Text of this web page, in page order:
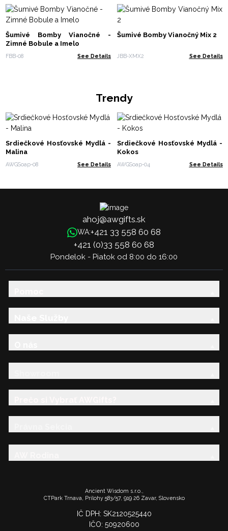
Šumivé Bomby Vianočné -
Zimné Bobule a Imelo
FBB-08 See Details
Šumivé Bomby Vianočný Mix 2
JBB-XMX2 See Details
Trendy
Srdiečkové Hosťovské Mydlá -
Malina
AWGSoap-08 See Details
Srdiečkové Hosťovské Mydlá -
Kokos
AWGSoap-04 See Details
ahoj@awgifts.sk
WA:+421 33 558 60 68
+421 (0)33 558 60 68
Pondelok - Piatok od 8:00 do 16:00
Ancient Wisdom s.r.o.,
CTPark Trnava, Prílohy 583/57, 919 26 Zavar, Slovensko
IČ DPH: SK2120525440
IČO: 50920600